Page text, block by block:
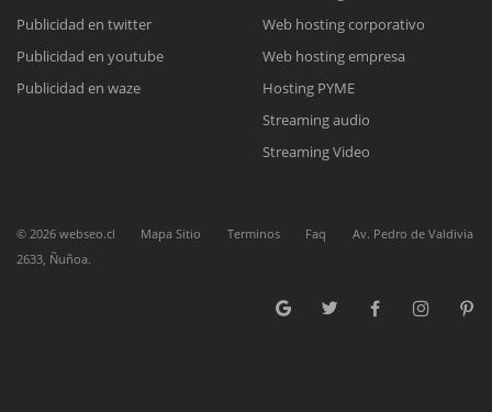
Nuestros ejecutivos le enviarán un correo electrónico con el enlace a
Meet para la reunión online.
Cotización
Complete el formulario y nos contactaremos a la brevedad.
Chat Online
para enviarnos un correo electrónico con sus datos personales.
Publicidad en twitter
Publicidad en youtube
Publicidad en waze
Web hosting corporativo
Web hosting empresa
Hosting PYME
Streaming audio
Streaming Video
© 2026 webseo.cl Mapa Sitio Terminos Faq
Av. Pedro de Valdivia
2633, Ñuñoa.